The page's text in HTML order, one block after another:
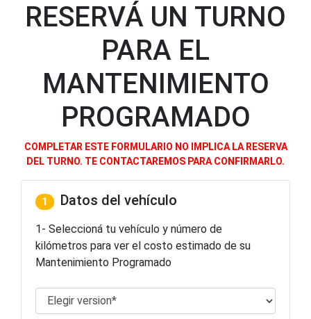
RESERVÁ UN TURNO
PARA EL
MANTENIMIENTO
PROGRAMADO
COMPLETAR ESTE FORMULARIO NO IMPLICA LA RESERVA
DEL TURNO. TE CONTACTAREMOS PARA CONFIRMARLO.
1 Datos del vehículo
1- Seleccioná tu vehículo y número de
kilómetros para ver el costo estimado de su
Mantenimiento Programado